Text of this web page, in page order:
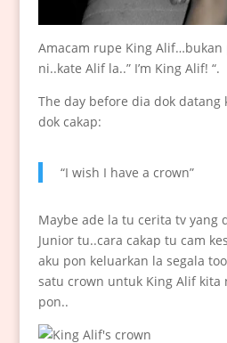
Amacam rupe King Alif…bukan
ni..kate Alif la..” I’m King Alif! “.
The day before dia dok datang
dok cakap:
“I wish I have a crown”
Maybe ade la tu cerita tv yang
Junior tu..cara cakap tu cam
aku pon keluarkan la segala
satu crown untuk King Alif kita
pon..